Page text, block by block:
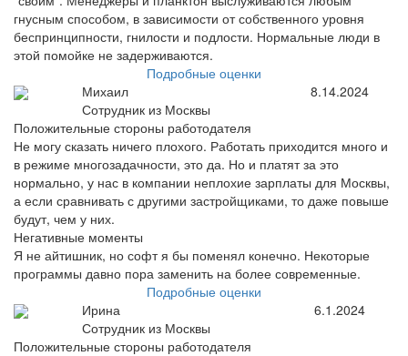
гнусным способом, в зависимости от собственного уровня
беспринципности, гнилости и подлости. Нормальные люди в
этой помойке не задерживаются.
Подробные оценки
Михаил
Сотрудник из Москвы
8.14.2024
Положительные стороны работодателя
Не могу сказать ничего плохого. Работать приходится много и
в режиме многозадачности, это да. Но и платят за это
нормально, у нас в компании неплохие зарплаты для Москвы,
а если сравнивать с другими застройщиками, то даже повыше
будут, чем у них.
Негативные моменты
Я не айтишник, но софт я бы поменял конечно. Некоторые
программы давно пора заменить на более современные.
Подробные оценки
Ирина
Сотрудник из Москвы
6.1.2024
Положительные стороны работодателя